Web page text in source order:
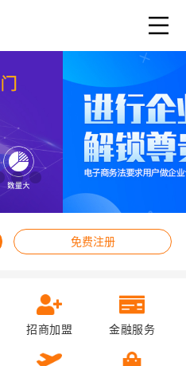
免费注册
招商加盟 金融服务